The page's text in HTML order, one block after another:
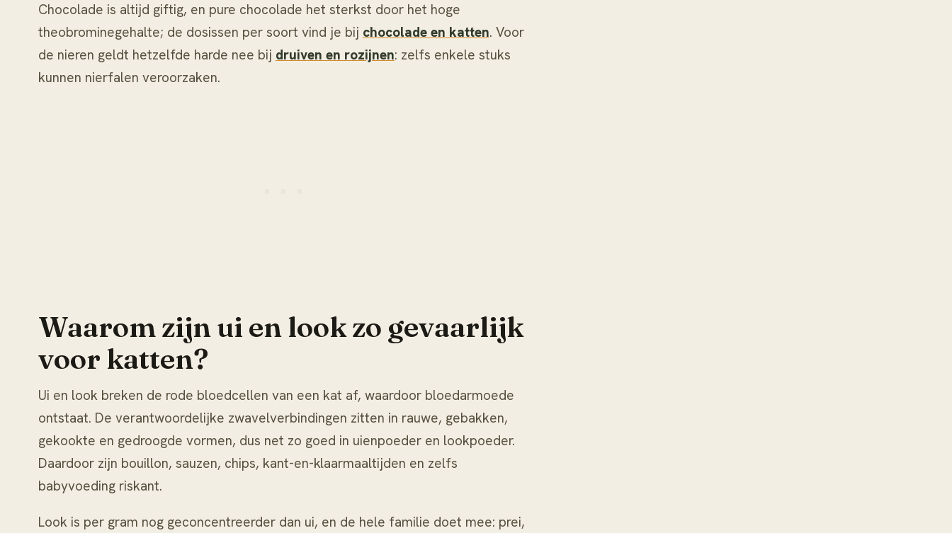
Chocolade is altijd giftig, en pure chocolade het sterkst door het hoge
theobrominegehalte; de dosissen per soort vind je bij chocolade en katten. Voor
de nieren geldt hetzelfde harde nee bij druiven en rozijnen: zelfs enkele stuks
kunnen nierfalen veroorzaken.
Waarom zijn ui en look zo gevaarlijk
voor katten?
Ui en look breken de rode bloedcellen van een kat af, waardoor bloedarmoede
ontstaat. De verantwoordelijke zwavelverbindingen zitten in rauwe, gebakken,
gekookte en gedroogde vormen, dus net zo goed in uienpoeder en lookpoeder.
Daardoor zijn bouillon, sauzen, chips, kant-en-klaarmaaltijden en zelfs
babyvoeding riskant.
Look is per gram nog geconcentreerder dan ui, en de hele familie doet mee: prei,